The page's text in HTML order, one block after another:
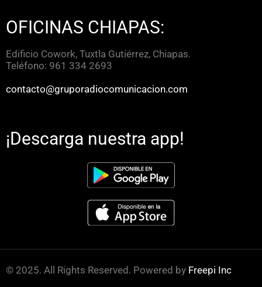
OFICINAS CHIAPAS:
Edificio Cowork, Tuxtla Gutiérrez, Chiapas.
Teléfono: 961 334 2693
contacto@gruporadiocomunicacion.com
¡Descarga nuestra app!
© 2025. All Rights Reserved. Powered by Freepi Inc